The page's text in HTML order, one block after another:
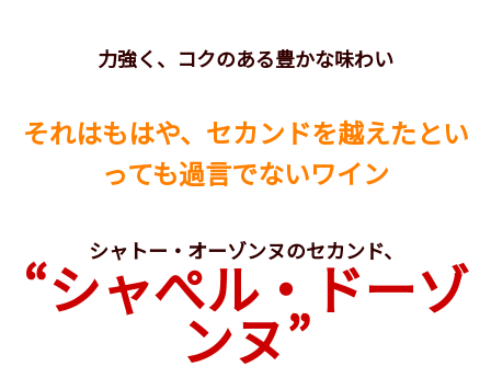
力強く、コクのある豊かな味わい
それはもはや、セカンドを越えたとい
っても過言でないワイン
シャトー・オーゾンヌのセカンド、
“シャぺル・ドーゾ
ンヌ”